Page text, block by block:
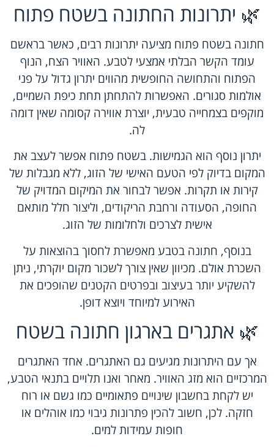
🌿 יתרונות החתונה בשטח פתוח
חתונה בשטח פתוח מציעה יתרונות רבים, כאשר בראשם
עומד הקשר הבלתי אמצעי לטבע. האוויר הצח, הנוף
הפתוח והתחושה החופשית מהווים יתרון גדול על פני
אולמות סגורים. האפשרות להתחתן תחת כיפת השמיים,
מוקפים בצמחייה טבעית, יוצרת אווירה קסומה שאין דומה
לה.
יתרון נוסף הוא הגמישות. בשטח פתוח אפשר לעצב את
המקום בדיוק לפי הטעם האישי של הזוג, ללא מגבלות של
קירות או תקרות. אפשר לבחור את המיקום המדויק של
החופה, הסעודה ורחבת הריקודים, וליצור חלל מותאם
אישית לצרכים ולחלומות של הזוג.
בנוסף, חתונה בטבע מאפשרת לחסוך בהוצאות על
השכרת אולם. מכיוון שאין צורך לשכור מקום יוקרתי, ניתן
להשקיע יותר בעיצוב ובפרטים הקטנים שהופכים את
האירוע למיוחד ויוצא דופן.
🌿 אתגרים בארגון חתונה בשטח
אך עם היתרונות מגיעים גם האתגרים. אחד האתגרים
המרכזיים הוא מזג האוויר. מאחר ואנו תלויים בתנאי הטבע,
יש לקחת בחשבון שינויים פתאומיים כמו גשם או רוח
חזקה. לכן, חשוב להכין פתרונות גיבוי כמו אוהלים או
חופות עמידות למים.